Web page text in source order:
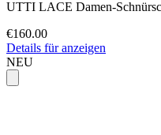
UTTI LACE Damen-
€160.00
Details für anzeigen
NEU